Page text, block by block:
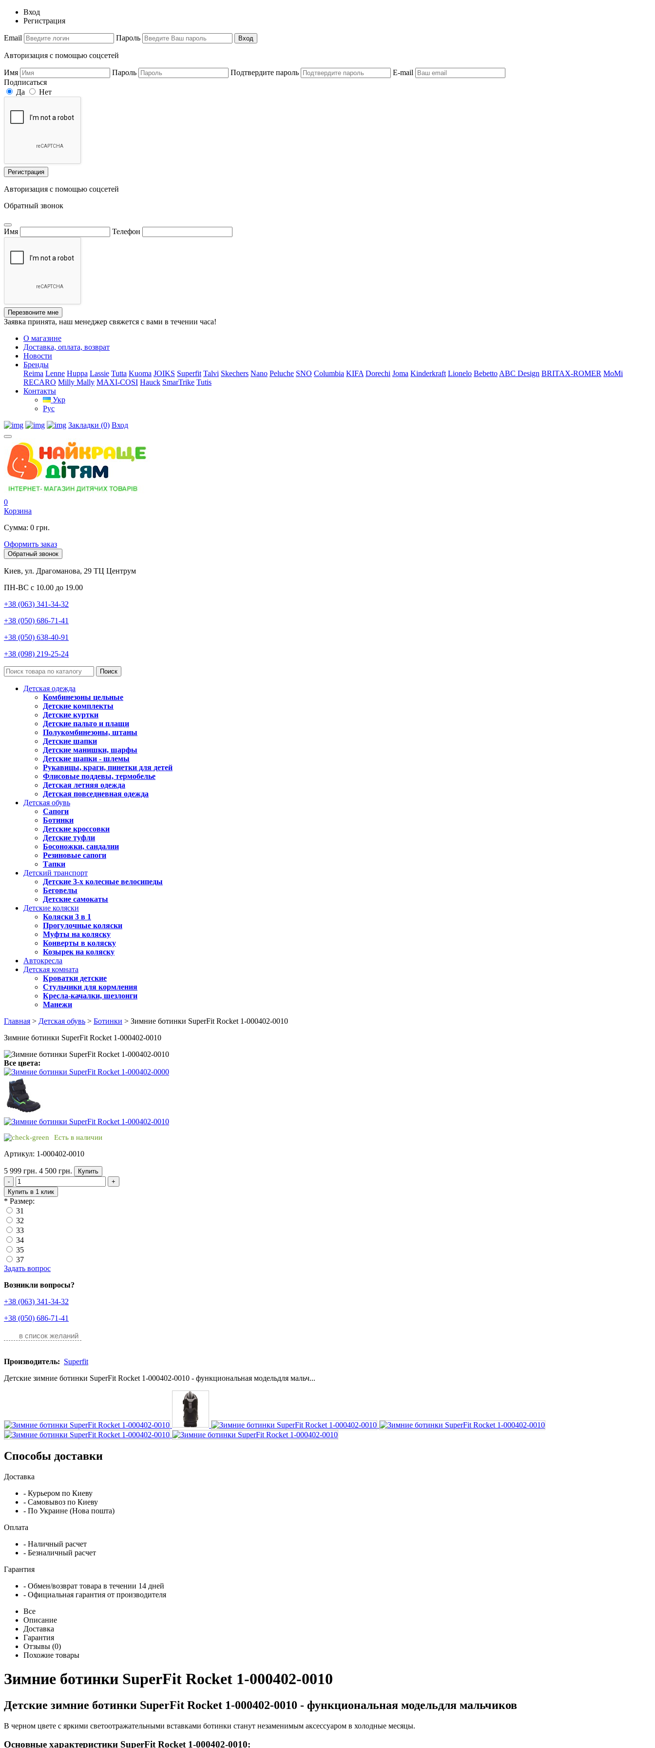
Вход
Регистрация
Email Пароль Вход
Авторизация с помощью соцсетей
Имя Пароль Подтвердите пароль
E-mail
Подписаться
Да
Нет
Регистрация
Авторизация с помощью соцсетей
Обратный звонок
Имя Телефон
Перезвоните мне
Заявка принята, наш менеджер свяжется с вами в течении часа!
О магазине
Доставка, оплата, возврат
Новости
Бренды
Reima Lenne Huppa Lassie Tutta Kuoma JOIKS Superfit Talvi Skechers Nano Peluche SNO Columbia KIFA Dorechi Joma Kinderkraft Lionelo Bebetto ABC Design BRITAX-ROMER MoMi
RECARO Milly Mally MAXI-COSI Hauck SmarTrike Tutis
Контакты
Укр
Рус
Закладки (0) Вход
0
Корзина
Сумма: 0 грн.
Оформить заказ
Обратный звонок
Киев, ул. Драгоманова, 29 ТЦ Центрум
ПН-ВС с 10.00 до 19.00
+38 (063) 341-34-32
+38 (050) 686-71-41
+38 (050) 638-40-91
+38 (098) 219-25-24
Поиск
Детская одежда
Комбинезоны цельные
Детские комплекты
Детские куртки
Детские пальто и плащи
Полукомбинезоны, штаны
Детские шапки
Детские манишки, шарфы
Детские шапки - шлемы
Рукавицы, краги, пинетки для детей
Флисовые поддевы, термобелье
Детская летняя одежда
Детская повседневная одежда
Детская обувь
Сапоги
Ботинки
Детские кроссовки
Детские туфли
Босоножки, сандалии
Резиновые сапоги
Тапки
Детский транспорт
Детские 3-х колесные велосипеды
Беговелы
Детские самокаты
Детские коляски
Коляски 3 в 1
Прогулочные коляски
Муфты на коляску
Конверты в коляску
Козырек на коляску
Автокресла
Детская комната
Кроватки детские
Стульчики для кормления
Кресла-качалки, шезлонги
Манежи
Главная > Детская обувь > Ботинки > Зимние ботинки SuperFit Rocket 1-000402-0010
Зимние ботинки SuperFit Rocket 1-000402-0010
Все цвета:
Есть в наличии
Артикул: 1-000402-0010
5 999 грн. 4 500 грн.
Купить
-
+
Купить в 1 клик
* Размер:
31
32
33
34
35
37
Задать вопрос
Возникли вопросы?
+38 (063) 341-34-32
+38 (050) 686-71-41
в список желаний
Производитель: Superfit
Детские зимние ботинки SuperFit Rocket 1-000402-0010 - функциональная модельдля мальч...
Способы доставки
Доставка
- Курьером по Киеву
- Самовывоз по Киеву
- По Украине (Нова пошта)
Оплата
- Наличный расчет
- Безналичный расчет
Гарантия
- Обмен/возврат товара в течении 14 дней
- Официальная гарантия от производителя
Все
Описание
Доставка
Гарантия
Отзывы (0)
Похожие товары
Зимние ботинки SuperFit Rocket 1-000402-0010
Детские зимние ботинки SuperFit Rocket 1-000402-0010 - функциональная модельдля мальчиков
В черном цвете с яркими светоотражательными вставками ботинки станут незаменимым аксессуаром в холодные месяцы.
Основные характеристики SuperFit Rocket 1-000402-0010: